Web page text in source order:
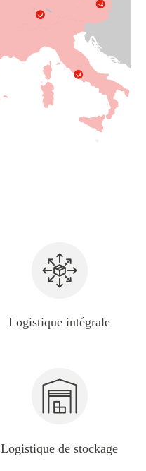
Logistique intégrale
Logistique de stockage